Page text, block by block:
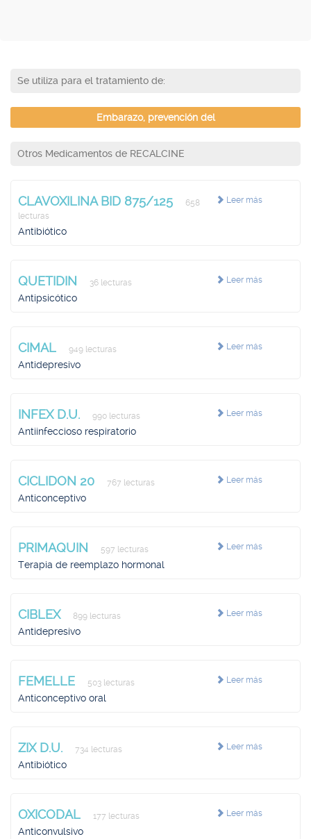
Se utiliza para el tratamiento de:
Embarazo, prevención del
Otros Medicamentos de RECALCINE
Leer más
CLAVOXILINA BID 875/125
658
lecturas
Antibiótico
Leer más
QUETIDIN 36 lecturas
Antipsicótico
Leer más
CIMAL 949 lecturas
Antidepresivo
Leer más
INFEX D.U. 990 lecturas
Antiinfeccioso respiratorio
Leer más
CICLIDON 20 767 lecturas
Anticonceptivo
Leer más
PRIMAQUIN 597 lecturas
Terapia de reemplazo hormonal
Leer más
CIBLEX 899 lecturas
Antidepresivo
Leer más
FEMELLE 503 lecturas
Anticonceptivo oral
Leer más
ZIX D.U. 734 lecturas
Antibiótico
Leer más
OXICODAL 177 lecturas
Anticonvulsivo